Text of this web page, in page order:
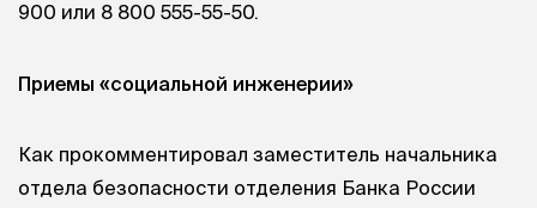
900 или 8 800 555-55-50.
Приемы «социальной инженерии»
Как прокомментировал заместитель начальника
отдела безопасности отделения Банка России